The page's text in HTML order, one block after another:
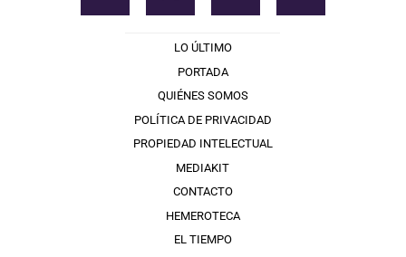
LO ÚLTIMO
PORTADA
QUIÉNES SOMOS
POLÍTICA DE PRIVACIDAD
PROPIEDAD INTELECTUAL
MEDIAKIT
CONTACTO
HEMEROTECA
EL TIEMPO